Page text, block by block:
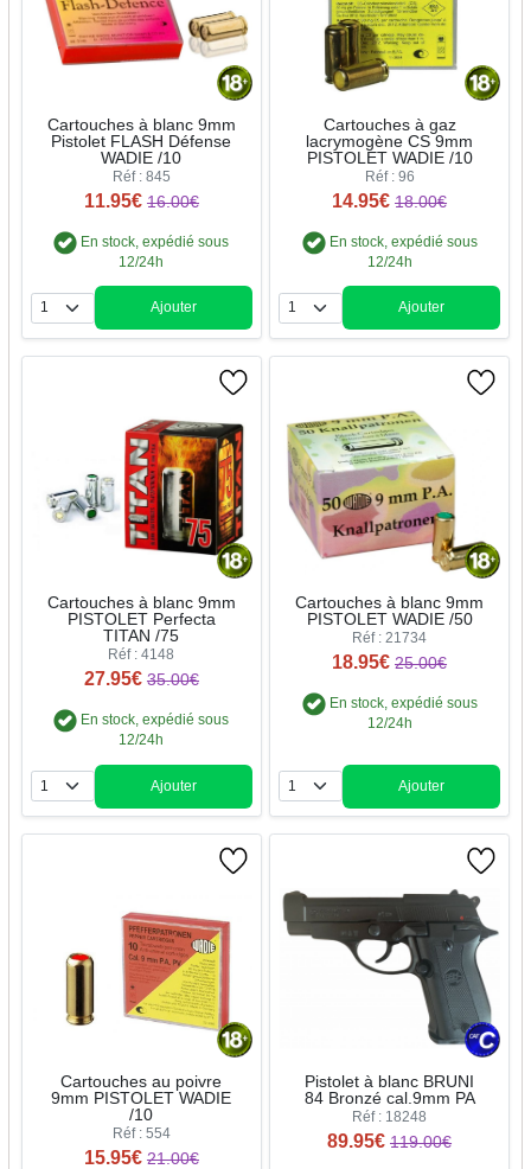
Cartouches à blanc 9mm
Pistolet FLASH Défense
WADIE /10
Réf : 845
11.95€ 16.00€
En stock, expédié sous
12/24h
Quantité
Ajouter
Cartouches à gaz
lacrymogène CS 9mm
PISTOLET WADIE /10
Réf : 96
14.95€ 18.00€
En stock, expédié sous
12/24h
Quantité
Ajouter
Cartouches à blanc 9mm
PISTOLET Perfecta
TITAN /75
Réf : 4148
27.95€ 35.00€
En stock, expédié sous
12/24h
Quantité
Ajouter
Cartouches à blanc 9mm
PISTOLET WADIE /50
Réf : 21734
18.95€ 25.00€
En stock, expédié sous
12/24h
Quantité
Ajouter
Cartouches au poivre
9mm PISTOLET WADIE
/10
Réf : 554
15.95€ 21.00€
Pistolet à blanc BRUNI
84 Bronzé cal.9mm PA
Réf : 18248
89.95€ 119.00€